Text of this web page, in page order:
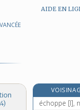
AIDE EN
échoppe [I],